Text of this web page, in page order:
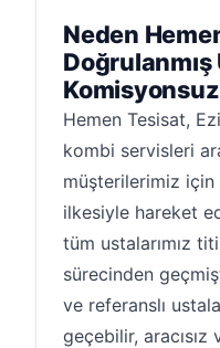
Neden
Doğrulanmış
Komisyonsuz
Hemen Tesisat,
kombi servisleri
müşterilerimiz için
ilkesiyle hareket
tüm ustalarımız
sürecinden
ve referanslı
geçebilir, aracısız